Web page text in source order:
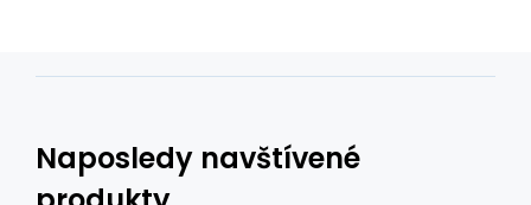
Naposledy navštívené